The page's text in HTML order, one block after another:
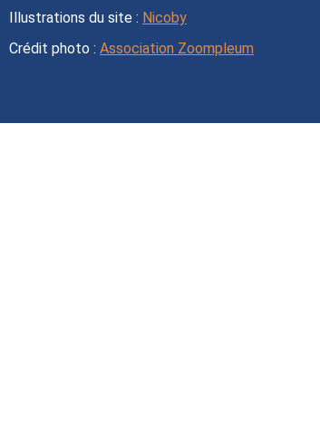
Illustrations du site : Nicoby
Crédit photo : Association Zoompleum